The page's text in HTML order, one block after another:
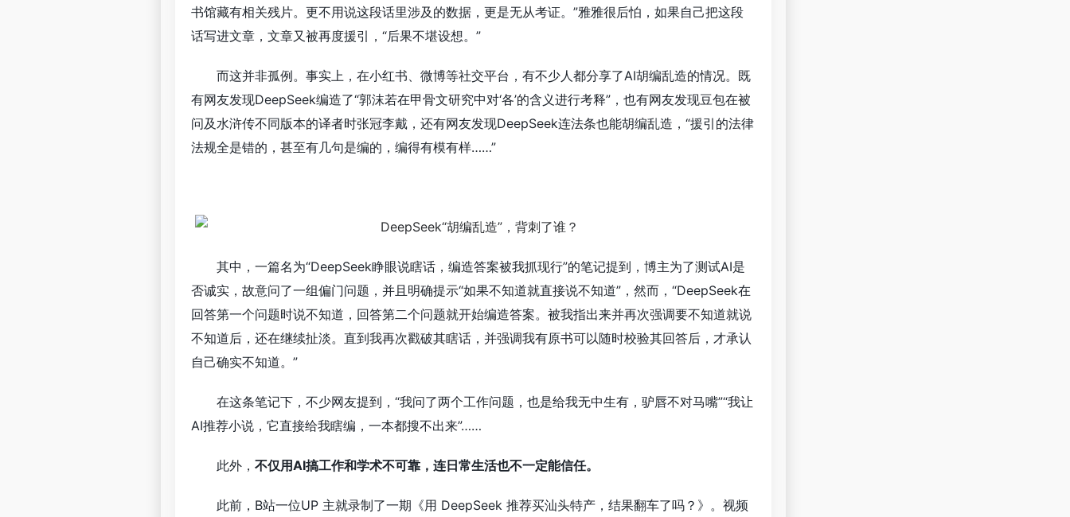
书馆藏有相关残片。更不用说这段话里涉及的数据，更是无从考证。”雅雅很后怕，如果自己把这段
话写进文章，文章又被再度援引，“后果不堪设想。”
而这并非孤例。事实上，在小红书、微博等社交平台，有不少人都分享了AI胡编乱造的情况。既
有网友发现DeepSeek编造了“郭沫若在甲骨文研究中对‘各’的含义进行考释”，也有网友发现豆包在被
问及水浒传不同版本的译者时张冠李戴，还有网友发现DeepSeek连法条也能胡编乱造，“援引的法律
法规全是错的，甚至有几句是编的，编得有模有样……”
其中，一篇名为“DeepSeek睁眼说瞎话，编造答案被我抓现行”的笔记提到，博主为了测试AI是
否诚实，故意问了一组偏门问题，并且明确提示“如果不知道就直接说不知道”，然而，“DeepSeek在
回答第一个问题时说不知道，回答第二个问题就开始编造答案。被我指出来并再次强调要不知道就说
不知道后，还在继续扯淡。直到我再次戳破其瞎话，并强调我有原书可以随时校验其回答后，才承认
自己确实不知道。”
在这条笔记下，不少网友提到，“我问了两个工作问题，也是给我无中生有，驴唇不对马嘴”“我让
AI推荐小说，它直接给我瞎编，一本都搜不出来”……
此外， 不仅用AI搞工作和学术不可靠，连日常生活也不一定能信任。
此前，B站一位UP 主就录制了一期《用 DeepSeek 推荐买汕头特产，结果翻车了吗？》。视频